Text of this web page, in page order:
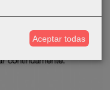
Aceptar todas